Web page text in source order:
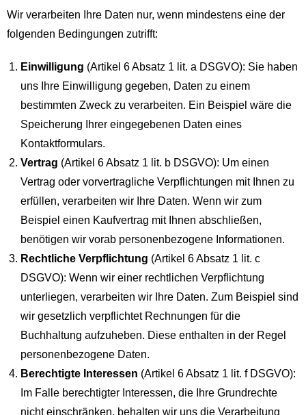
Wir verarbeiten Ihre Daten nur, wenn mindestens eine der
folgenden Bedingungen zutrifft:
Einwilligung (Artikel 6 Absatz 1 lit. a DSGVO): Sie haben
uns Ihre Einwilligung gegeben, Daten zu einem
bestimmten Zweck zu verarbeiten. Ein Beispiel wäre die
Speicherung Ihrer eingegebenen Daten eines
Kontaktformulars.
Vertrag (Artikel 6 Absatz 1 lit. b DSGVO): Um einen
Vertrag oder vorvertragliche Verpflichtungen mit Ihnen zu
erfüllen, verarbeiten wir Ihre Daten. Wenn wir zum
Beispiel einen Kaufvertrag mit Ihnen abschließen,
benötigen wir vorab personenbezogene Informationen.
Rechtliche Verpflichtung (Artikel 6 Absatz 1 lit. c
DSGVO): Wenn wir einer rechtlichen Verpflichtung
unterliegen, verarbeiten wir Ihre Daten. Zum Beispiel sind
wir gesetzlich verpflichtet Rechnungen für die
Buchhaltung aufzuheben. Diese enthalten in der Regel
personenbezogene Daten.
Berechtigte Interessen (Artikel 6 Absatz 1 lit. f DSGVO):
Im Falle berechtigter Interessen, die Ihre Grundrechte
nicht einschränken, behalten wir uns die Verarbeitung